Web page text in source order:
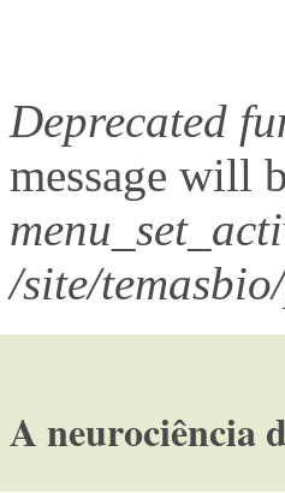
Deprecated
message will
/site/
A neurociência